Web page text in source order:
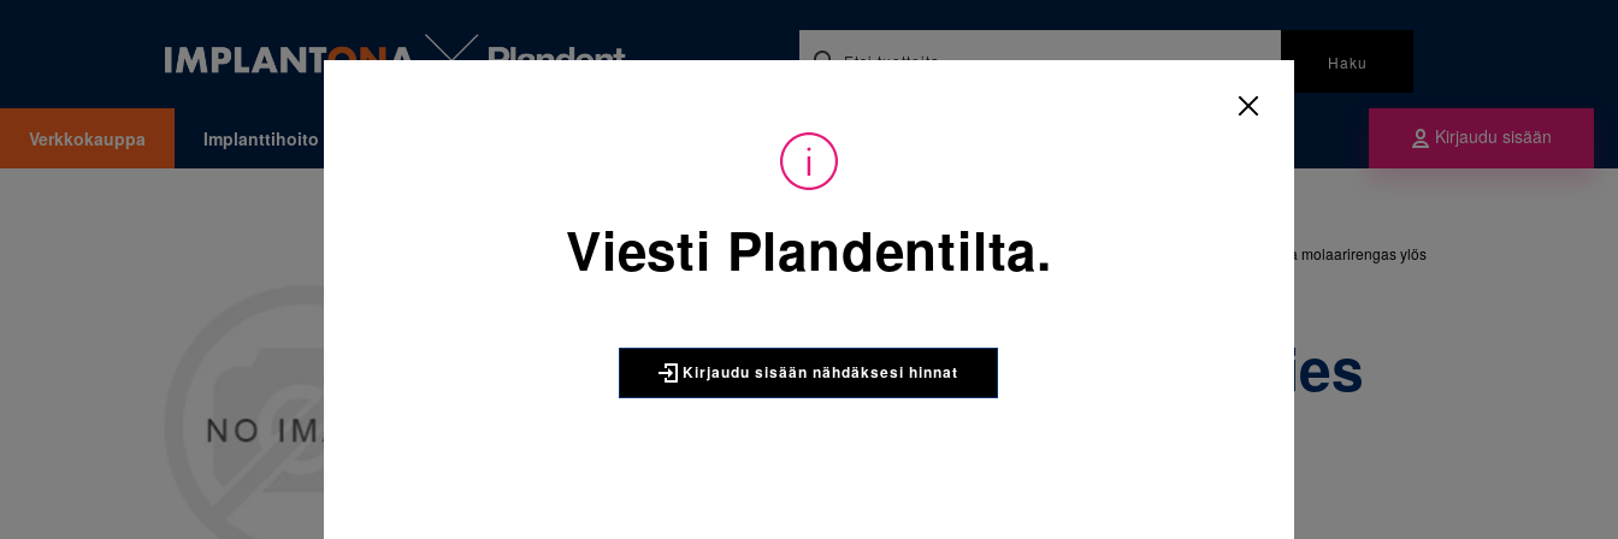
Haku
Verkkokauppa Implanttihoito Ajankohtaista Kirjaudu sisään
Sijainti: Tarvikkeet / Oikominen / Renkaat / 3M Unitek Victory Series anatominen kapea molaarirengas ylös
3M Unitek Victory Series
Viesti Plandentilta.
Kirjaudu sisään nähdäksesi hinnat